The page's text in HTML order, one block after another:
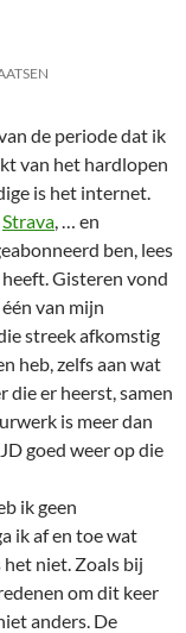
de periode dat ik
van het hardlopen
is het internet.
Strava, … en
ben, lees
Gisteren vond
van mijn
streek afkomstig
heb, zelfs aan wat
die er heerst, samen
is meer dan
goed weer op die
ik geen
ik af en toe wat
niet. Zoals bij
om dit keer
anders. De